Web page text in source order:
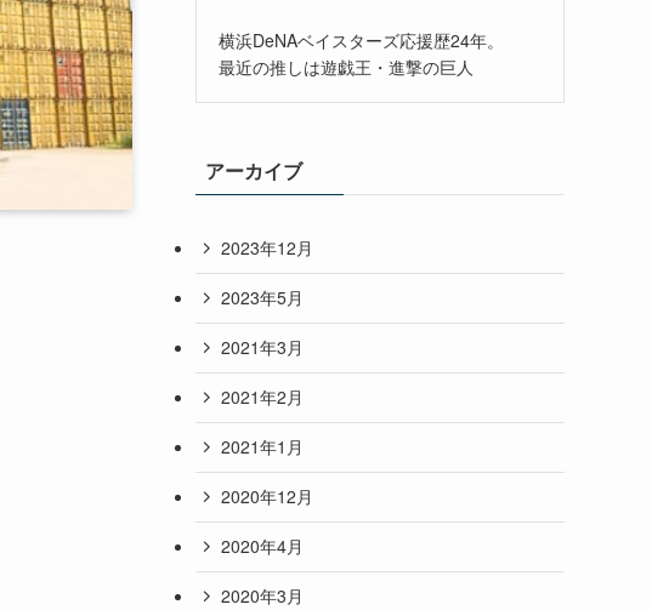
横浜DeNAベイスターズ応援歴24年。
最近の推しは遊戯王・進撃の巨人
アーカイブ
2023年12月
2023年5月
2021年3月
2021年2月
2021年1月
2020年12月
2020年4月
2020年3月